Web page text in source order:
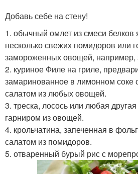
Добавь себе на стену!
1. обычный омлет из смеси белков
несколько свежих помидоров или
замороженных овощей, например,
2. куриное Филе на гриле,
замаринованное в лимонном соке
салатом из любых овощей.
3. треска, лосось или любая
гарниром из овощей.
4. крольчатина, запеченная в
салатом из помидоров.
5. отваренный бурый рис с